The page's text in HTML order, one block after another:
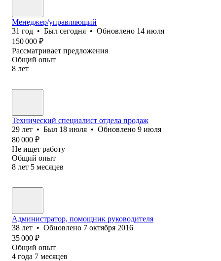
Менеджер/управляющий
31 год • Был сегодня • Обновлено 14 июля
150 000 ₽
Рассматривает предложения
Общий опыт
8 лет
Технический специалист отдела продаж
29 лет • Был 18 июля • Обновлено 9 июля
80 000 ₽
Не ищет работу
Общий опыт
8 лет 5 месяцев
Администратор, помощник руководителя
38 лет • Обновлено 7 октября 2016
35 000 ₽
Общий опыт
4 года 7 месяцев